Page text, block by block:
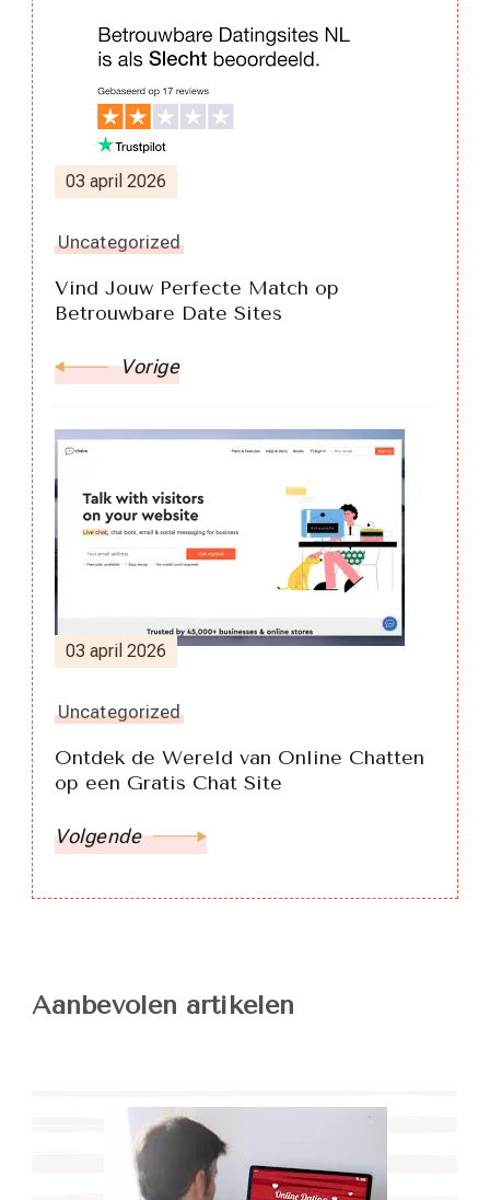
Berichtnavigatie
03 april 2026
Uncategorized
Vind Jouw Perfecte Match op
Betrouwbare Date Sites
Vorige
03 april 2026
Uncategorized
Ontdek de Wereld van Online Chatten
op een Gratis Chat Site
Volgende
Aanbevolen artikelen